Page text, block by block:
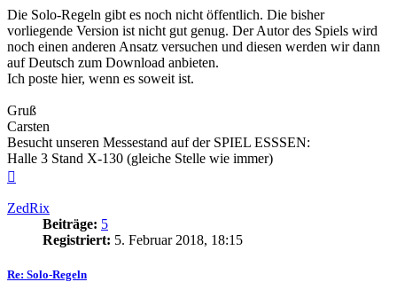
Die Solo-Regeln gibt es noch nicht öffentlich. Die bisher
vorliegende Version ist nicht gut genug. Der Autor des Spiels wird
noch einen anderen Ansatz versuchen und diesen werden wir dann
auf Deutsch zum Download anbieten.
Ich poste hier, wenn es soweit ist.
Gruß
Carsten
Besucht unseren Messestand auf der SPIEL ESSSEN:
Halle 3 Stand X-130 (gleiche Stelle wie immer)
ZedRix
Beiträge: 5
Registriert: 5. Februar 2018, 18:15
Re: Solo-Regeln